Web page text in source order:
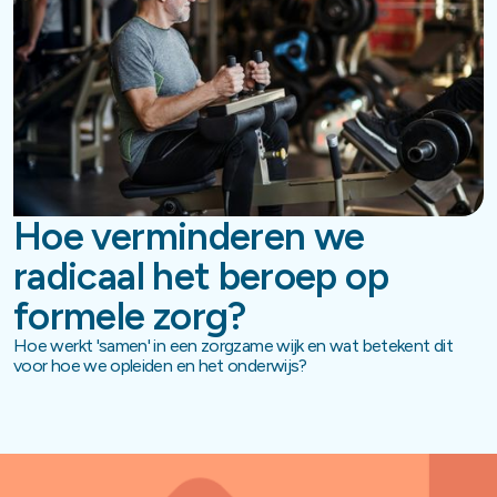
Hoe verminderen we
radicaal het beroep op
formele zorg?
Hoe werkt 'samen' in een zorgzame wijk en wat betekent dit
voor hoe we opleiden en het onderwijs?